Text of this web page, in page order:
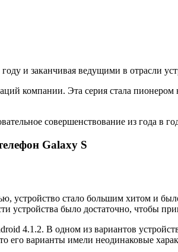
и заканчивая ведущими в отрасли
компании. Эта серия стала
совершенствование из года в
Galaxy S
устройство стало большим хитом и
было достаточно, чтобы
4.1.2. В одном из вариантов
его варианты имели неодинаковые